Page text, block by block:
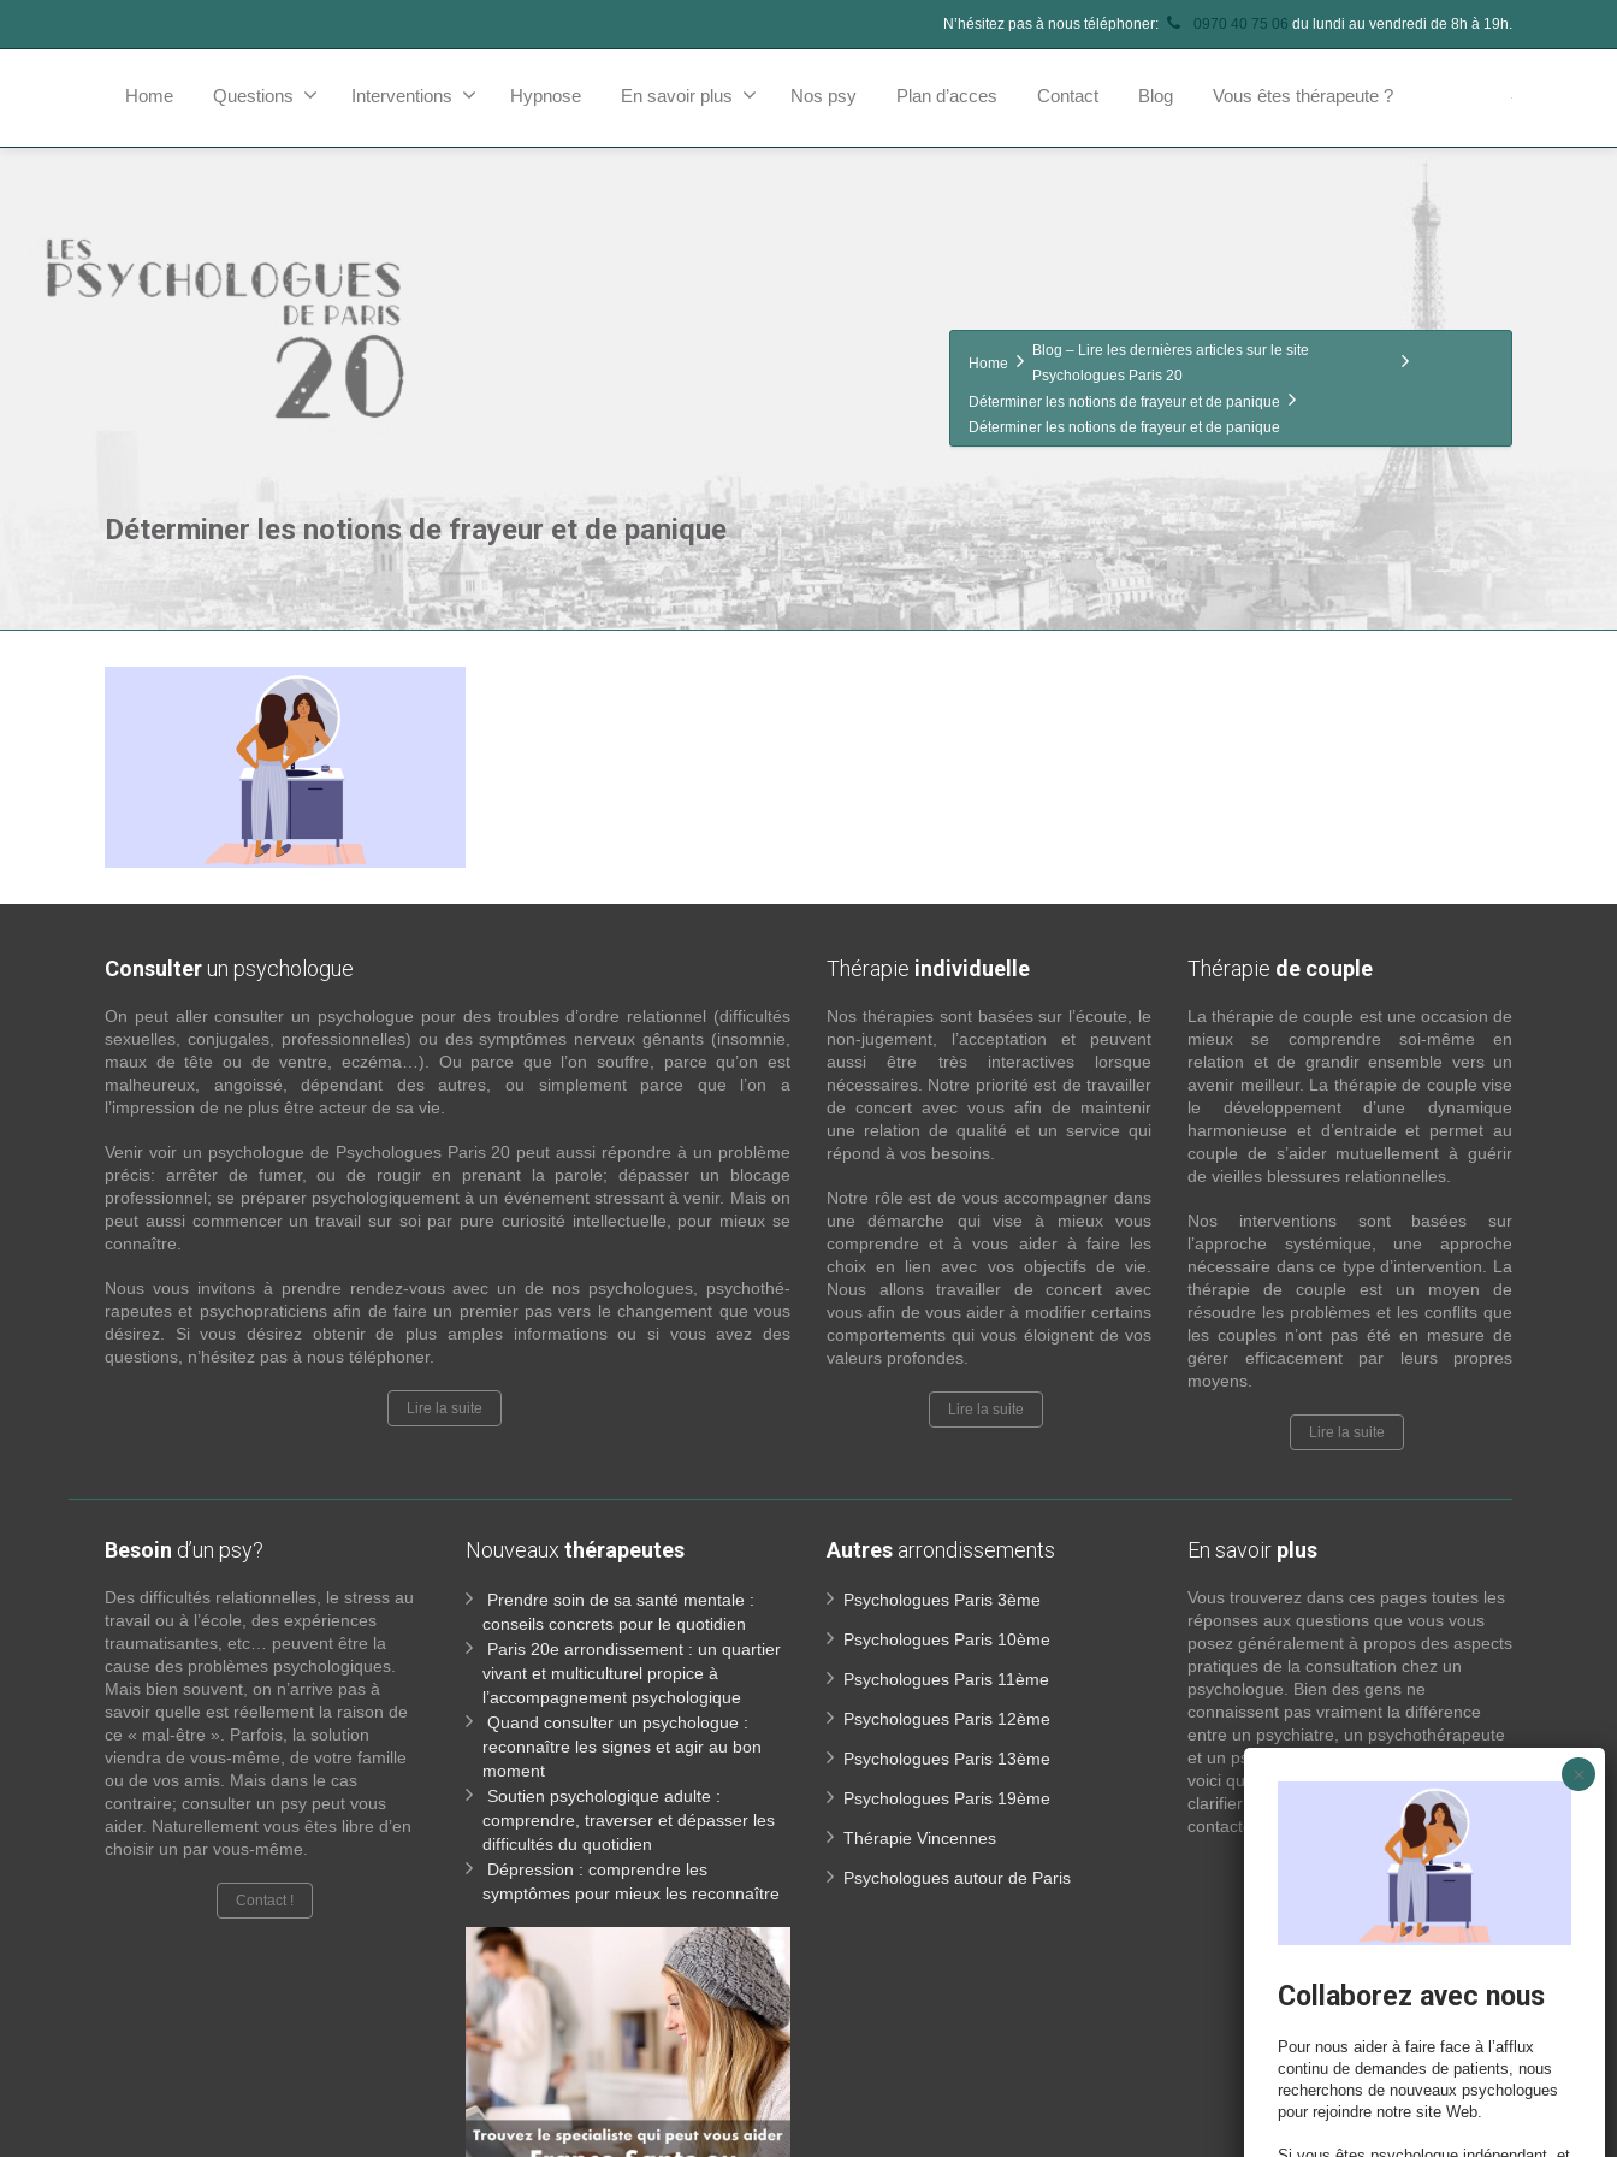
N’hésitez pas à nous téléphoner: 0970 40 75 06 du lundi au vendredi de 8h à 19h.
Home Questions Interventions Hypnose En savoir plus Nos psy Plan d’acces Contact Blog Vous êtes thérapeute ?
Déterminer les notions de frayeur et de panique
Home
Blog – Lire les dernières articles sur le site
Psychologues Paris 20
Déterminer les notions de frayeur et de panique
Déterminer les notions de frayeur et de panique
Consulter un psychologue
On peut aller consulter un psychologue pour des troubles d’ordre relationnel (difficultés
sexuelles, conjugales, professionnelles) ou des symptômes nerveux gênants (insomnie,
maux de tête ou de ventre, eczéma…). Ou parce que l’on souffre, parce qu’on est
malheureux, angoissé, dépendant des autres, ou simplement parce que l’on a
l’impression de ne plus être acteur de sa vie.
Venir voir un psychologue de Psychologues Paris 20 peut aussi répondre à un problème
précis: arrêter de fumer, ou de rougir en prenant la parole; dépasser un blocage
professionnel; se préparer psychologiquement à un événement stressant à venir. Mais on
peut aussi commencer un travail sur soi par pure curiosité intellectuelle, pour mieux se
connaître.
Nous vous invitons à prendre rendez-vous avec un de nos psychologues, psychothé-
rapeutes et psychopraticiens afin de faire un premier pas vers le changement que vous
désirez. Si vous désirez obtenir de plus amples informations ou si vous avez des
questions, n’hésitez pas à nous téléphoner.
Lire la suite
Thérapie individuelle
Nos thérapies sont basées sur l’écoute, le
non-jugement, l’acceptation et peuvent
aussi être très interactives lorsque
nécessaires. Notre priorité est de travailler
de concert avec vous afin de maintenir
une relation de qualité et un service qui
répond à vos besoins.
Notre rôle est de vous accompagner dans
une démarche qui vise à mieux vous
comprendre et à vous aider à faire les
choix en lien avec vos objectifs de vie.
Nous allons travailler de concert avec
vous afin de vous aider à modifier certains
comportements qui vous éloignent de vos
valeurs profondes.
Lire la suite
Thérapie de couple
La thérapie de couple est une occasion de
mieux se comprendre soi-même en
relation et de grandir ensemble vers un
avenir meilleur. La thérapie de couple vise
le développement d’une dynamique
harmonieuse et d’entraide et permet au
couple de s’aider mutuellement à guérir
de vieilles blessures relationnelles.
Nos interventions sont basées sur
l’approche systémique, une approche
nécessaire dans ce type d’intervention. La
thérapie de couple est un moyen de
résoudre les problèmes et les conflits que
les couples n’ont pas été en mesure de
gérer efficacement par leurs propres
moyens.
Lire la suite
Besoin d’un psy?
Des difficultés relationnelles, le stress au
travail ou à l’école, des expériences
traumatisantes, etc… peuvent être la
cause des problèmes psychologiques.
Mais bien souvent, on n’arrive pas à
savoir quelle est réellement la raison de
ce « mal-être ». Parfois, la solution
viendra de vous-même, de votre famille
ou de vos amis. Mais dans le cas
contraire; consulter un psy peut vous
aider. Naturellement vous êtes libre d’en
choisir un par vous-même.
Contact !
Nouveaux thérapeutes
Prendre soin de sa santé mentale :
conseils concrets pour le quotidien
Paris 20e arrondissement : un quartier
vivant et multiculturel propice à
l’accompagnement psychologique
Quand consulter un psychologue :
reconnaître les signes et agir au bon
moment
Soutien psychologique adulte :
comprendre, traverser et dépasser les
difficultés du quotidien
Dépression : comprendre les
symptômes pour mieux les reconnaître
Autres arrondissements
Psychologues Paris 3ème
Psychologues Paris 10ème
Psychologues Paris 11ème
Psychologues Paris 12ème
Psychologues Paris 13ème
Psychologues Paris 19ème
Thérapie Vincennes
Psychologues autour de Paris
En savoir plus
Vous trouverez dans ces pages toutes les
réponses aux questions que vous vous
posez généralement à propos des aspects
pratiques de la consultation chez un
psychologue. Bien des gens ne
connaissent pas vraiment la différence
entre un psychiatre, un psychothérapeute
et un psychologue. Si tel est votre cas,
voici quelques définitions qui devraient
clarifier les choses, n’hésitez pas à nous
contacter:
Collaborez avec nous
Pour nous aider à faire face à l’afflux
continu de demandes de patients, nous
recherchons de nouveaux psychologues
pour rejoindre notre site Web.